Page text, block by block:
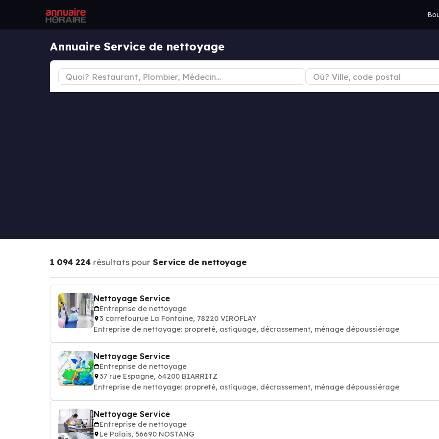
Annuaire Service de nettoyage
1 094 224 résultats pour Service de nettoyage
Nettoyage Service
Entreprise de nettoyage
3 carrefourue La Fontaine, 78220 VIROFLAY
Entreprise de nettoyage: propreté, astiquage, décrassement, ménage dépoussiérage
Nettoyage Service
Entreprise de nettoyage
37 rue Espagne, 64200 BIARRITZ
Entreprise de nettoyage: propreté, astiquage, décrassement, ménage dépoussiérage
Nettoyage Service
Entreprise de nettoyage
Le Palais, 56690 NOSTANG